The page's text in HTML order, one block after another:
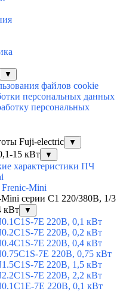
▼
файлов cookie
персональных данных
персональных
Fuji-electric ▼
15 кВт ▼
характеристики ПЧ
Mini
серии C1 220/380В, 1/3
кВт
▼
7E 220В, 0,1 кВт
7E 220В, 0,2 кВт
7E 220В, 0,4 кВт
7E 220В, 0,75 кВт
7E 220В, 1,5 кВт
7E 220В, 2,2 кВт
7E 220В, 0,1 кВт